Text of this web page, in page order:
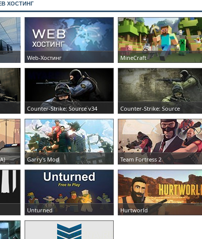
ХОСТИНГ
Web-Хостинг
ЗАКАЗАТЬ СЕРВЕР
MineCraft
ЗАКАЗАТЬ СЕРВЕР
Counter-Strike: Source v34
ЗАКАЗАТЬ СЕРВЕР
Counter-Strike: Source
ЗАКАЗАТЬ СЕРВЕР
Garry's Mod
ЗАКАЗАТЬ СЕРВЕР
Team Fortress 2
ЗАКАЗАТЬ СЕРВЕР
Unturned
ЗАКАЗАТЬ СЕРВЕР
Hurtworld